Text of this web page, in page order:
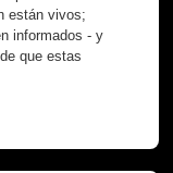
están vivos;
informados - y
que estas